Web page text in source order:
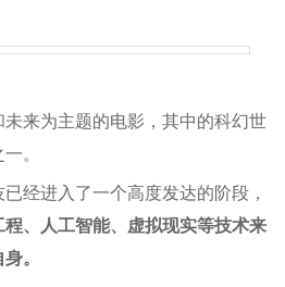
来为主题的电影，其中的科幻世
。
经进入了一个高度发达的阶段，
、人工智能、虚拟现实等技术来
。